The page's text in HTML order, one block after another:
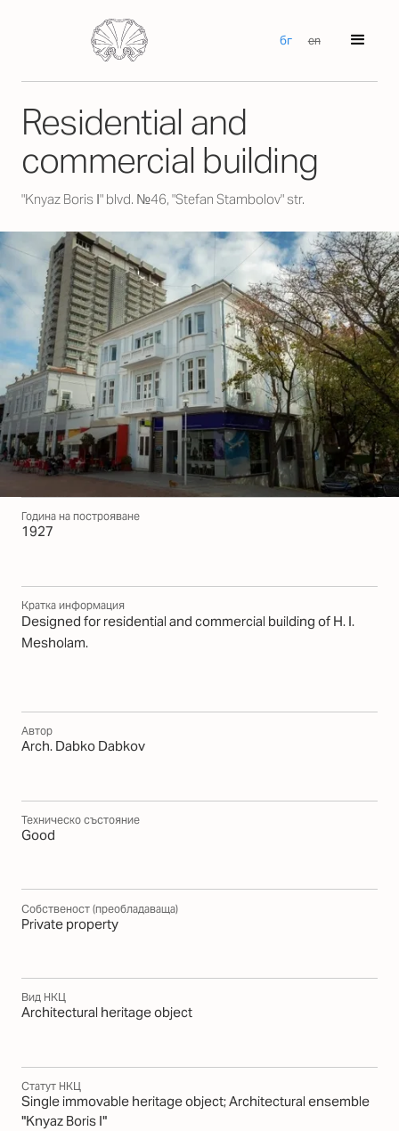
бг en
Residential and
commercial building
"Knyaz Boris І" blvd. №46, "Stefan Stambolov" str.
Година на построяване
1927
Кратка информация
Designed for residential and commercial building of H. I.
Mesholam.
Автор
Arch. Dabko Dabkov
Техническо състояние
Good
Собственост (преобладаваща)
Private property
Вид НКЦ
Architectural heritage object
Статут НКЦ
Single immovable heritage object; Architectural ensemble
"Knyaz Boris I"